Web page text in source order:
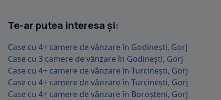
Te-ar putea interesa și:
Case cu 4+ camere de vânzare în Godinești, Gorj
Case cu 3 camere de vânzare în Godinești, Gorj
Case cu 4+ camere de vânzare în Turcinești, Gorj
Case cu 4+ camere de vânzare în Turcinești, Gorj
Case cu 4+ camere de vânzare în Boroșteni, Gorj